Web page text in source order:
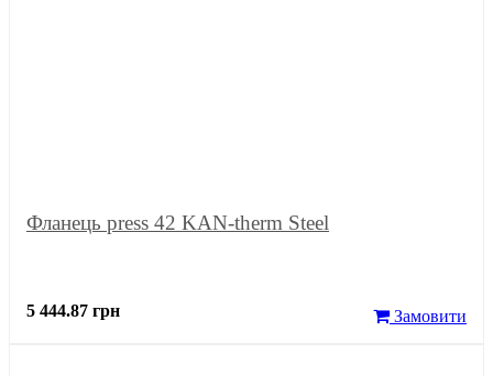
Фланець press 42 KAN-therm Steel
5 444.87 грн Замовити